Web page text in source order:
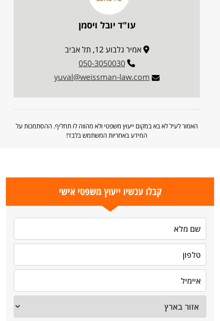
עו"ד יובל ויסמן
אמיר גלבוע 12, תל אביב
050-3050030
yuval@weissman-law.com
האמור לעיל לא בא במקום ייעוץ משפטי ולא מהווה לו תחליף. ההסתמכות על
המידע באחריות המשתמש בלבד!
קבלו עכשיו ייעוץ משפטי אישי